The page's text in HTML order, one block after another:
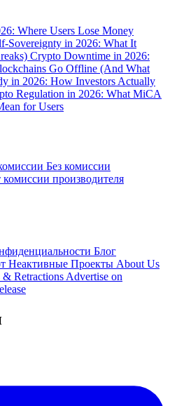
Where Users Lose Money
Sovereignty in 2026: What It
Crypto Downtime in 2026:
Go Offline (And What
in 2026: How Investors Actually
Regulation in 2026: What MiCA
for Users
Без комиссии
комиссии производителя
Блог
Неактивные Проекты About Us
& Retractions Advertise on